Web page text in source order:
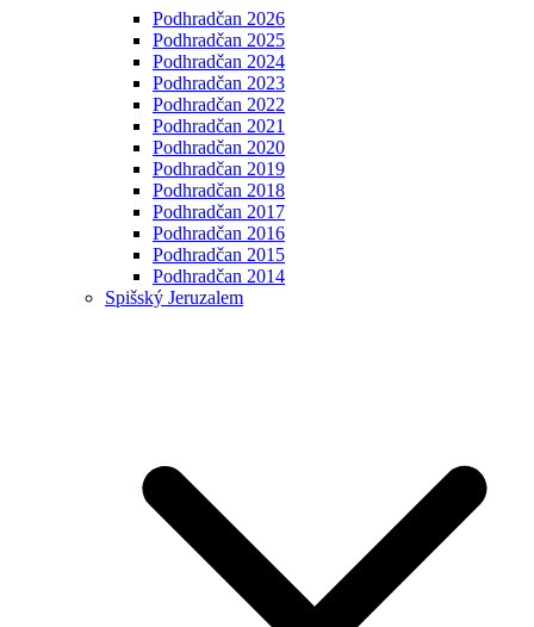
Podhradčan 2026
Podhradčan 2025
Podhradčan 2024
Podhradčan 2023
Podhradčan 2022
Podhradčan 2021
Podhradčan 2020
Podhradčan 2019
Podhradčan 2018
Podhradčan 2017
Podhradčan 2016
Podhradčan 2015
Podhradčan 2014
Spišský Jeruzalem